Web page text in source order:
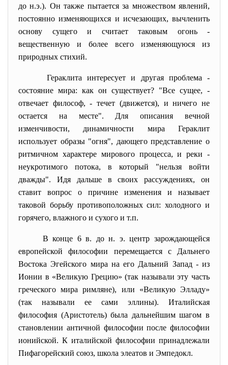
до н.э.). Он также пытается за множеством явлений,
постоянно изменяющихся и исчезающих, вычленить
основу сущего и считает таковым огонь -
вещественную и более всего изменяющуюся из
природных стихий.
Гераклита интересует и другая проблема -
состояние мира: как он существует? "Все сущее, -
отвечает философ, - течет (движется), и ничего не
остается на месте". Для описания вечной
изменчивости, динамичности мира Гераклит
использует образы "огня", дающего представление о
ритмичном характере мирового процесса, и реки -
неукротимого потока, в который "нельзя войти
дважды". Идя дальше в своих рассуждениях, он
ставит вопрос о причине изменения и называет
таковой борьбу противоположных сил: холодного и
горячего, влажного и сухого и т.п.
В конце 6 в. до н. э. центр зарождающейся
европейской философии перемещается с Дальнего
Востока Эгейского мира на его Дальний Запад -из
Ионии в «Великую Грецию» (так называли эту часть
греческого мира римляне), или «Великую Элладу»
(так называли ее сами эллины). Италийская
философия (Аристотель) была дальнейшим шагом в
становлении античной философии после философии
ионийской. К италийской философии принадлежали
Пифагорейский союз, школа элеатов и Эмпедокл.